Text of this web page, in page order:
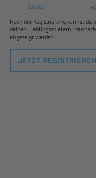
Spieler
Nach der Registrierung kannst du
deinen Lieblingsspielern,
angezeigt werden.
JETZT REGISTRIEREN